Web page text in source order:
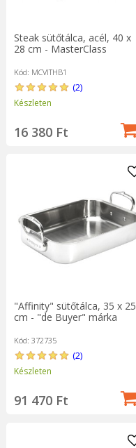
Steak sütőtálca, acél, 40 x
28 cm - MasterClass
Kód: MCVITHB1
(2)
Készleten
16 380 Ft
"Affinity" sütőtálca, 35 x 25
cm - "de Buyer" márka
Kód: 372735
(2)
Készleten
91 470 Ft